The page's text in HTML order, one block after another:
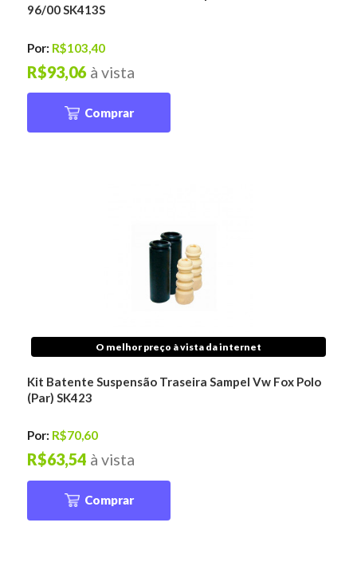
96/00 SK413S
Por: R$103,40
à vista
R$93,06
Comprar
O melhor preço à vista da internet
Kit Batente Suspensão Traseira Sampel Vw Fox Polo
(Par) SK423
Por: R$70,60
à vista
R$63,54
Comprar